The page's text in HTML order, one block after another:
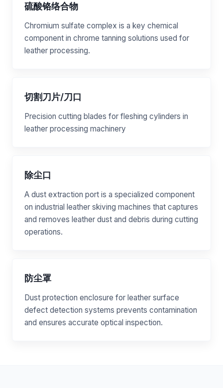
硫酸铬络合物
Chromium sulfate complex is a key chemical
component in chrome tanning solutions used for
leather processing.
切割刀片/刀口
Precision cutting blades for fleshing cylinders in
leather processing machinery
除尘口
A dust extraction port is a specialized component
on industrial leather skiving machines that captures
and removes leather dust and debris during cutting
operations.
防尘罩
Dust protection enclosure for leather surface
defect detection systems prevents contamination
and ensures accurate optical inspection.